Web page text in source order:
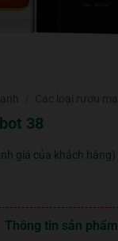
38
giá của khách hàng)
Thông tin sản phẩm